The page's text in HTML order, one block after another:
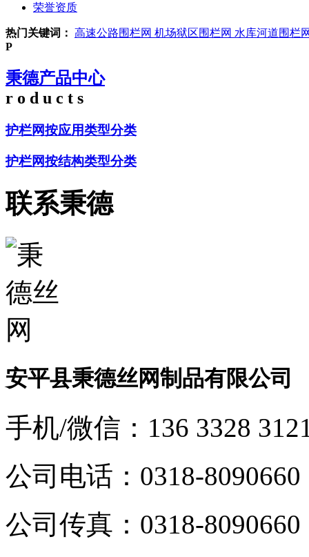
荣誉资质
热门关键词： 高速公路围栏网 机场狱区围栏网 水库河道围栏
P
秉德产品中心
r o d u c t s
护栏网按应用类型分类
护栏网按结构类型分类
联系秉德
安平县秉德丝网制品有限公司
手机/微信： 136 3328
公司电话： 0318-8090660
公司传真： 0318-8090660